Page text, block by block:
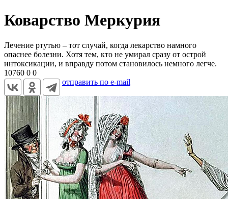
Коварство Меркурия
Лечение ртутью – тот случай, когда лекарство намного
опаснее болезни. Хотя тем, кто не умирал сразу от острой
интоксикации, и вправду потом становилось немного легче.
10760 0 0
отправить по e-mail